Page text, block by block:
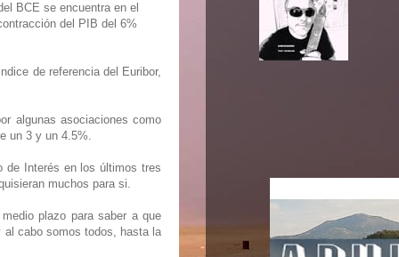
BCE se encuentra en el
del PIB del 6%
de referencia del Euribor,
algunas asociaciones como
un 3 y un 4.5%.
de Interés en los últimos tres
muchos para si.
plazo para saber a que
cabo somos todos, hasta la